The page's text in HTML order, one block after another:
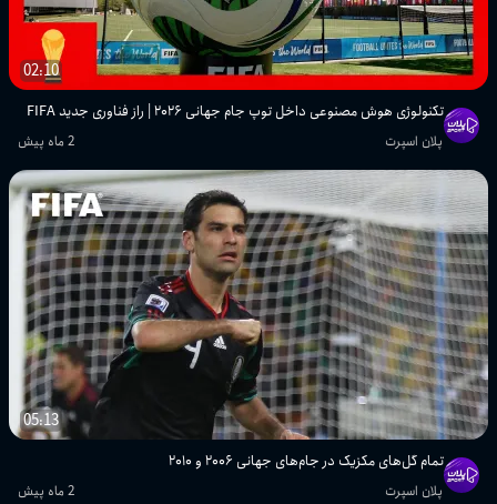
02:10
تکنولوژی هوش مصنوعی داخل توپ جام جهانی ۲۰۲۶ | راز فناوری جدید FIFA
پلان اسپرت 2 ماه پیش
05:13
تمام گل‌های مکزیک در جام‌های جهانی ۲۰۰۶ و ۲۰۱۰
پلان اسپرت 2 ماه پیش